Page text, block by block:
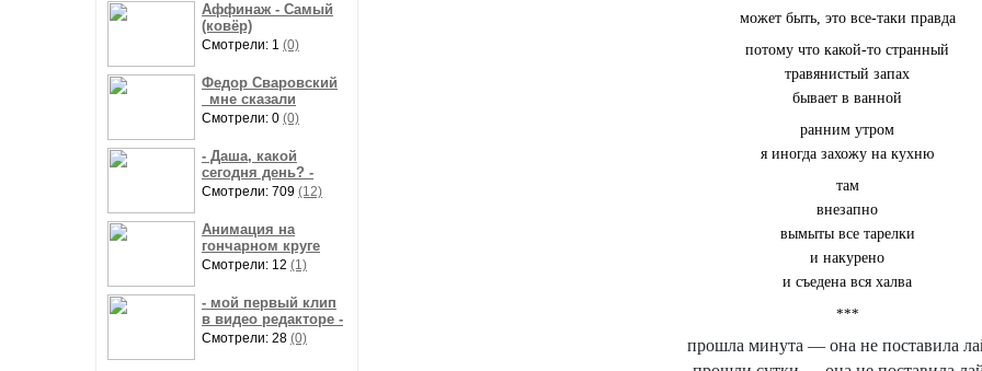
Аффинаж - Самый
(ковёр)
Смотрели: 1 (0)
Федор Сваровский
_мне сказали
Смотрели: 0 (0)
- Даша, какой
сегодня день? -
Смотрели: 709 (12)
Анимация на
гончарном круге
Смотрели: 12 (1)
- мой первый клип
в видео редакторе -
Смотрели: 28 (0)
может быть, это все-таки правда
потому что какой-то странный
травянистый запах
бывает в ванной
ранним утром
я иногда захожу на кухню
там
внезапно
вымыты все тарелки
и накурено
и съедена вся халва
***
прошла минута — она не поставила